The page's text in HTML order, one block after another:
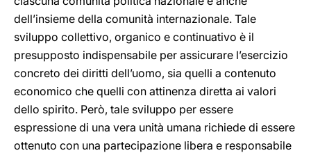
dell’insieme della comunità internazionale. Tale
sviluppo collettivo, organico e continuativo è il
presupposto indispensabile per assicurare l’esercizio
concreto dei diritti dell’uomo, sia quelli a contenuto
economico che quelli con attinenza diretta ai valori
dello spirito. Però, tale sviluppo per essere
espressione di una vera unità umana richiede di essere
ottenuto con una partecipazione libera e responsabile